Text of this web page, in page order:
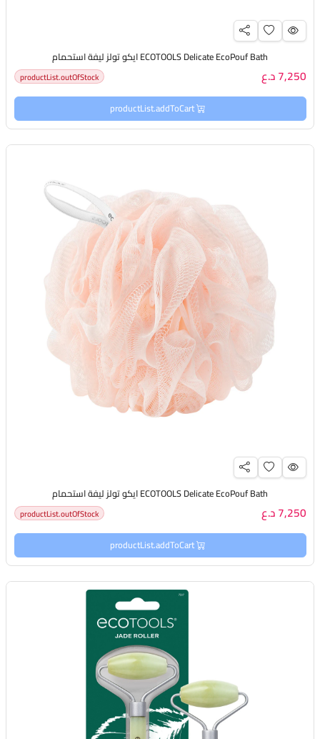
ECOTOOLS Delicate EcoPouf Bath ايكو تولز ليفة استحمام
7,250 د.ع productList.outOfStock
productList.addToCart
ECOTOOLS Delicate EcoPouf Bath ايكو تولز ليفة استحمام
7,250 د.ع productList.outOfStock
productList.addToCart